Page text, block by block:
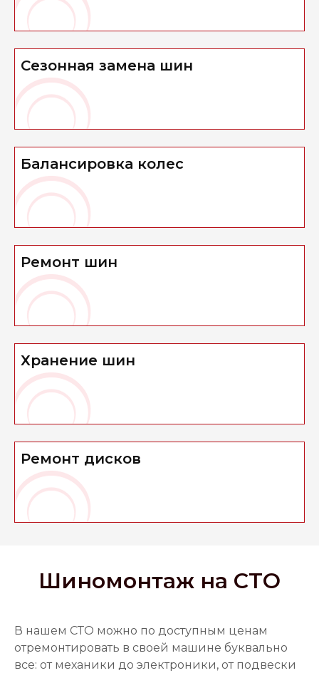
Сезонная замена шин
Балансировка колес
Ремонт шин
Хранение шин
Ремонт дисков
Шиномонтаж на СТО
В нашем СТО можно по доступным ценам
отремонтировать в своей машине буквально
все: от механики до электроники, от подвески